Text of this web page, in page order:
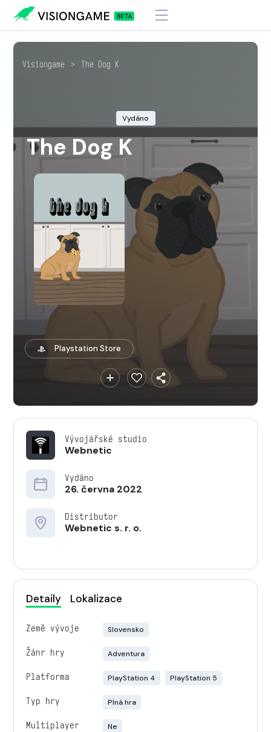
Visiongame > The Dog K
Vydáno
The Dog K
Playstation Store
Vývojářské studio
Webnetic
Vydáno
26. června 2022
Distributor
Webnetic s. r. o.
Detaily Lokalizace
Země vývoje Slovensko
Žánr hry Adventura
Platforma PlayStation 4 PlayStation 5
Typ hry Plná hra
Multiplayer Ne